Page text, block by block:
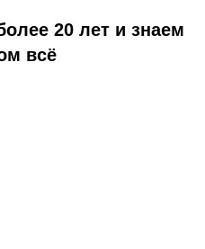
20 лет и знаем
всё